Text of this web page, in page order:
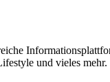
und vieles